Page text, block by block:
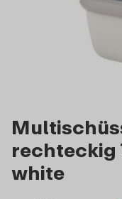
rechteckig
white